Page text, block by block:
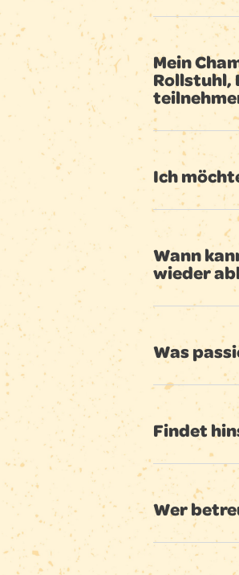
Mein
Rollstuhl,
Ich
Wann
wieder
Was
Findet
Wer